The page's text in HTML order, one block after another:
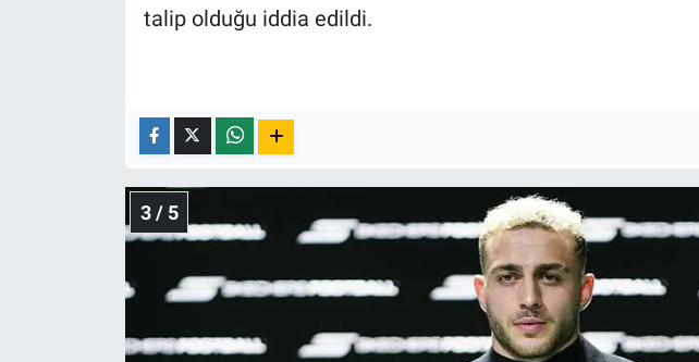
talip olduğu iddia edildi.
3 / 5